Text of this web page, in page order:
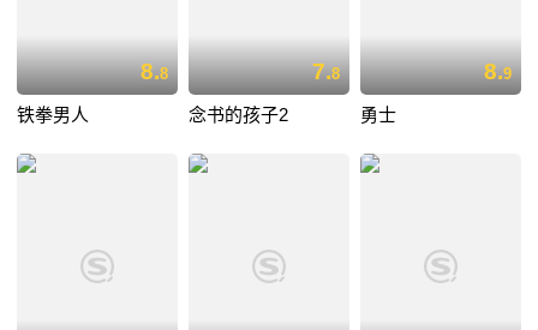
8.8
铁拳男人
7.8
念书的孩子2
8.9
勇士